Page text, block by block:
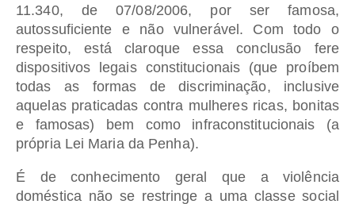
11.340, de 07/08/2006, por ser famosa,
autossuficiente e não vulnerável. Com todo o
respeito, está claroque essa conclusão fere
dispositivos legais constitucionais (que proíbem
todas as formas de discriminação, inclusive
aquelas praticadas contra mulheres ricas, bonitas
e famosas) bem como infraconstitucionais (a
própria Lei Maria da Penha).
É de conhecimento geral que a violência
doméstica não se restringe a uma classe social